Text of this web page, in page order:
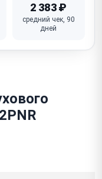
(электронные
2 383 ₽
средний чек, 90
дней